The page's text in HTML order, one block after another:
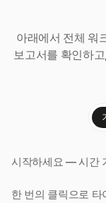
아래에서 전체 워
보고서를 확인하
시작하세요 — 시간
한 번의 클릭으로